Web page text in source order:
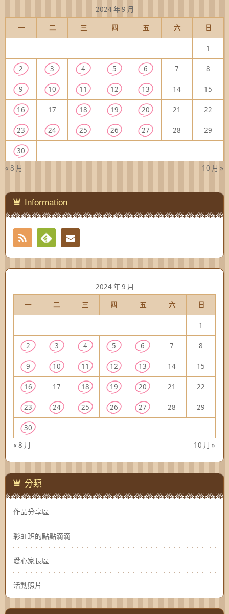
2024 年 9 月
一
二 三 四 五 六 日
« 8 月 10 月 »
1
2 3 4 5 6 7 8
9 10 11 12 13 14 15
16 17 18 19 20 21 22
23 24 25 26 27 28 29
30
Information
RSS
Feedly
2024 年 9 月
一
二 三 四 五 六 日
« 8 月 10 月 »
1
2 3 4 5 6 7 8
9 10 11 12 13 14 15
16 17 18 19 20 21 22
23 24 25 26 27 28 29
30
分類
作品分享區
彩虹班的點點滴滴
愛心家長區
活動照片